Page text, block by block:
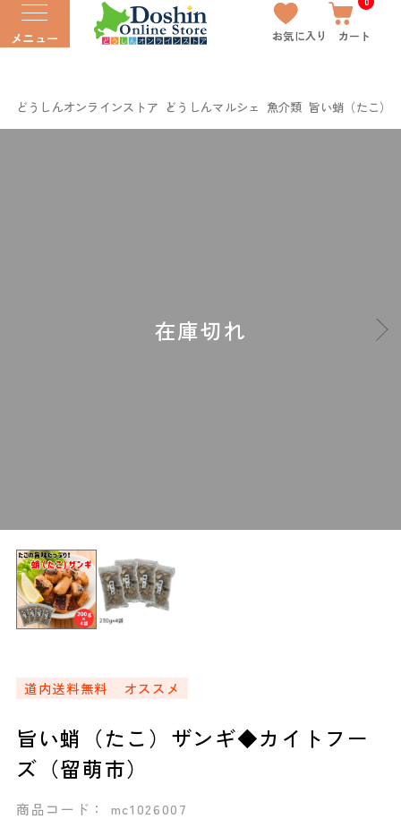
メニュー お気に入り カート
どうしんオンラインストア どうしんマルシェ 魚介類 旨い蛸（たこ）
道内送料無料 オススメ
旨い蛸（たこ）ザンギ◆カイトフー
ズ（留萌市）
商品コード： mc1026007